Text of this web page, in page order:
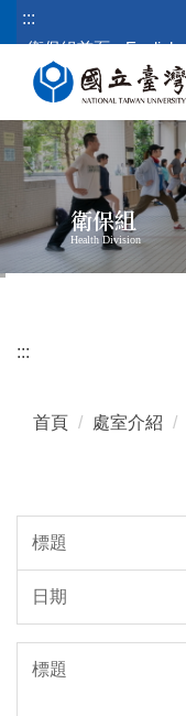
跳
到
內
容
區
塊
:::
衛保組首頁
English
衛保組
Health Division
:::
首頁 處室介紹